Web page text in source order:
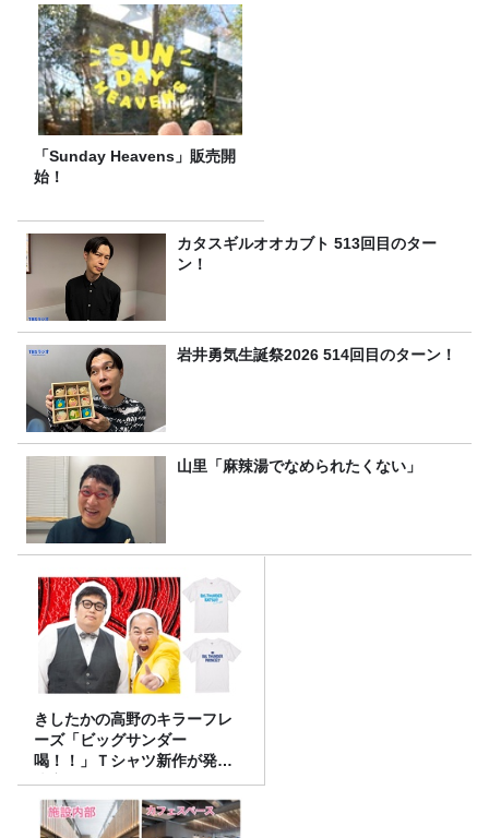
「Sunday Heavens」販売開
始！
カタスギルオオカブト 513回目のター
ン！
岩井勇気生誕祭2026 514回目のターン！
山里「麻辣湯でなめられたくない」
きしたかの高野のキラーフレ
ーズ「ビッグサンダー
喝！！」Ｔシャツ新作が発売
決定！